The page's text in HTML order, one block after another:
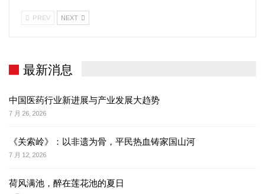
PREV NEXT
最新消息
中国医药行业新进展与产业发展大趋势
7 月 26, 2026
《关索岭》：以非遗为骨，平民热血铸家国山河
7 月 12, 2026
荷风满池，醉在莲花池的夏日